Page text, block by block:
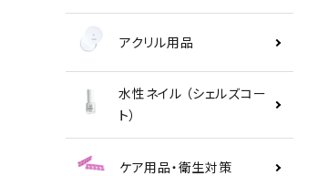
アクリル用品
水性ネイル （シェルズコー
ト）
ケア用品・衛生対策